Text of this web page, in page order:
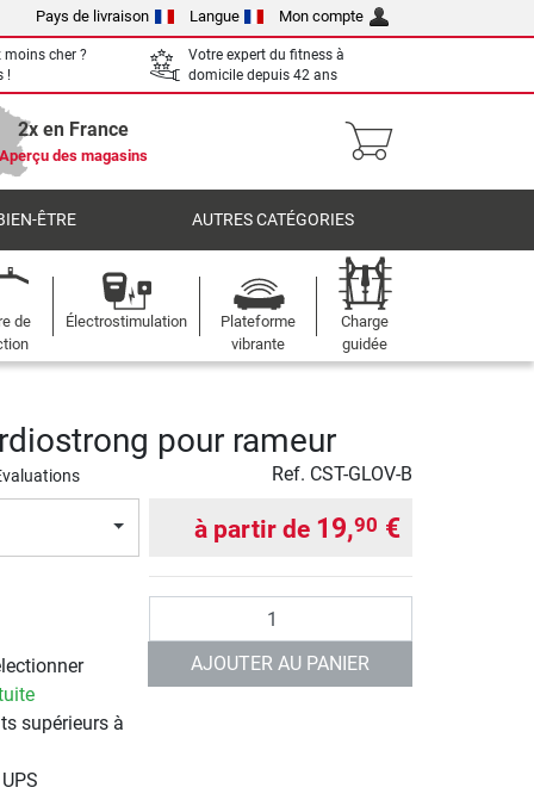
Pays de livraison Langue Mon compte
moins cher ?
!
Votre expert du fitness à
domicile depuis 42 ans
2x en France
des magasins
ÊTRE AUTRES CATÉGORIES
de
Électrostimulation
Plateforme
vibrante
Charge
guidée
pour rameur
Ref. CST-GLOV-B
supérieurs à
à partir de 19,90 €
AJOUTER AU PANIER